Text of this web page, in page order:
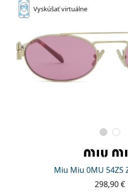
Vyskúšaťvirtuálne
Miu Miu 0MU 54ZS
298,90 €